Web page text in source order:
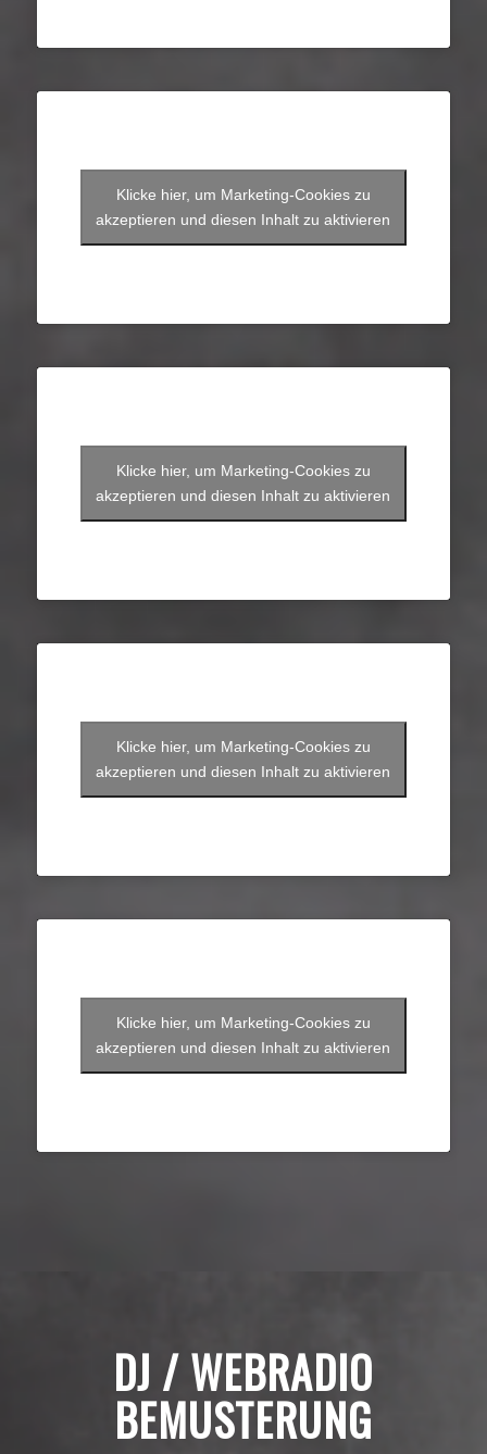
Klicke hier, um Marketing-Cookies zu
akzeptieren und diesen Inhalt zu aktivieren
Klicke hier, um Marketing-Cookies zu
akzeptieren und diesen Inhalt zu aktivieren
Klicke hier, um Marketing-Cookies zu
akzeptieren und diesen Inhalt zu aktivieren
Klicke hier, um Marketing-Cookies zu
akzeptieren und diesen Inhalt zu aktivieren
DJ / WEBRADIO
BEMUSTERUNG